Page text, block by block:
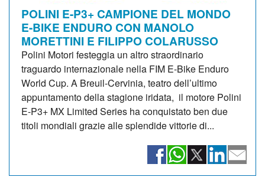
POLINI E-P3+ CAMPIONE DEL MONDO
E-BIKE ENDURO CON MANOLO
MORETTINI E FILIPPO COLARUSSO
Polini Motori festeggia un altro straordinario
traguardo internazionale nella FIM E-Bike Enduro
World Cup. A Breuil-Cervinia, teatro dell’ultimo
appuntamento della stagione iridata, il motore Polini
E-P3+ MX Limited Series ha conquistato ben due
titoli mondiali grazie alle splendide vittorie di...